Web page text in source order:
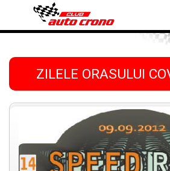
ZILELE ORASULUI